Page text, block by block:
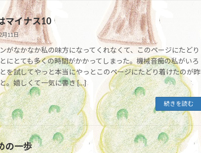
マイナス10
月11日
がなかなか私の味方になってくれなくて、このページにたどり
にとても多くの時間がかかってしまった。機械音痴の私がいろ
を試してやっと本当にやっとこのページにたどり着けたのが昨
。嬉しくて一気に書き […]
続きを読む
の一歩